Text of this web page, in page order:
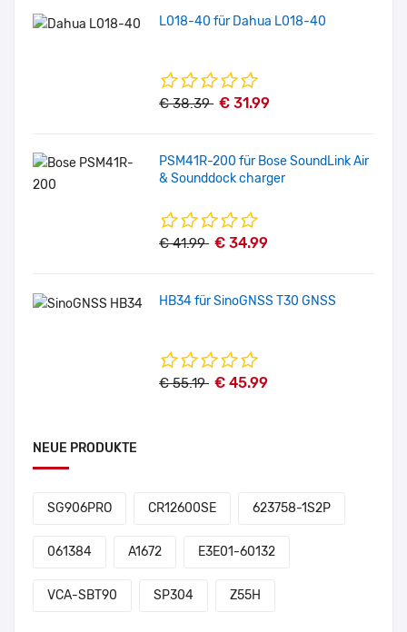
L018-40 für Dahua L018-40
€ 38.39 € 31.99
PSM41R-200 für Bose SoundLink Air
& Sounddock charger
€ 41.99 € 34.99
HB34 für SinoGNSS T30 GNSS
€ 55.19 € 45.99
NEUE PRODUKTE
SG906PRO CR12600SE 623758-1S2P
061384 A1672 E3E01-60132
VCA-SBT90 SP304 Z55H